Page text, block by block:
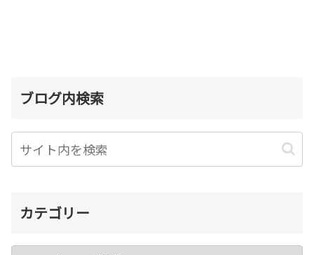
ブログ内検索
カテゴリー